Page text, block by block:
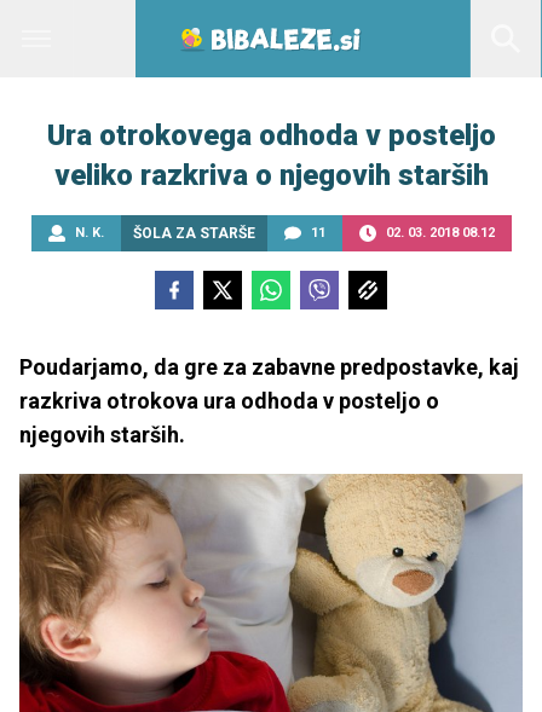
Ura otrokovega odhoda v posteljo
veliko razkriva o njegovih starših
N. K. ŠOLA ZA STARŠE 11 02. 03. 2018 08.12
Poudarjamo, da gre za zabavne predpostavke, kaj
razkriva otrokova ura odhoda v posteljo o
njegovih starših.